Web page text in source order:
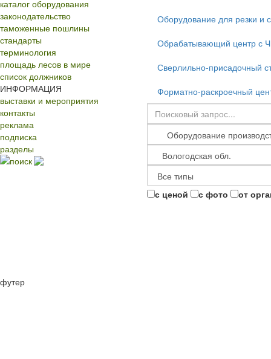
каталог оборудования
законодательство
таможенные пошлины
стандарты
терминология
площадь лесов в мире
список должников
ИНФОРМАЦИЯ
выставки и мероприятия
контакты
реклама
подписка
разделы
поиск
Оборудование для резки и
Обрабатывающий центр с
Сверлильно-присадочный
Форматно-раскроечный
с ценой с фото от
футер